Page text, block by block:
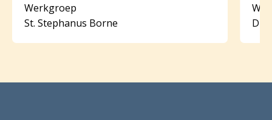
Werkgroep
St. Stephanus Borne